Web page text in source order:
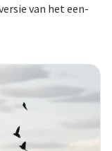
van het een-